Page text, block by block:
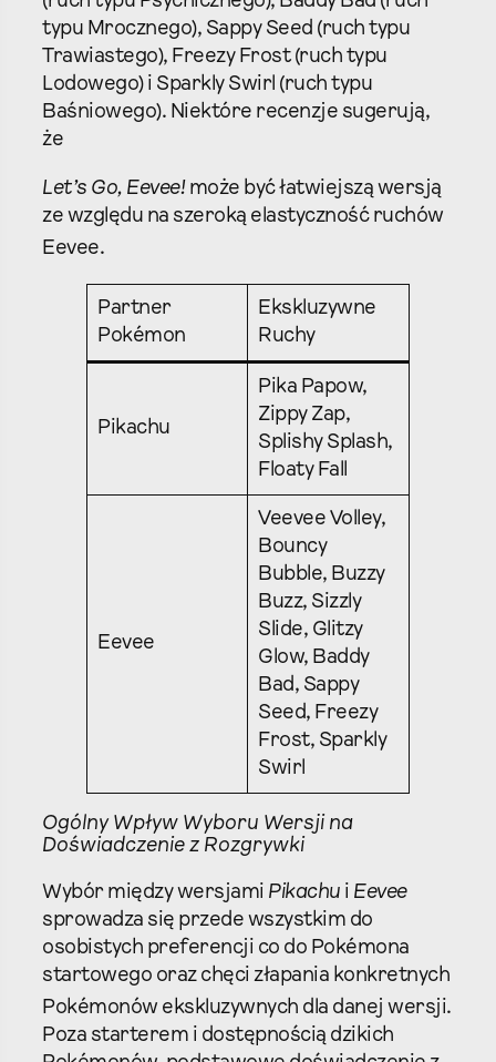
typu Mrocznego), Sappy Seed (ruch typu
Trawiastego), Freezy Frost (ruch typu
Lodowego) i Sparkly Swirl (ruch typu
Baśniowego). Niektóre recenzje sugerują,
że
Let’s Go, Eevee! może być łatwiejszą wersją
ze względu na szeroką elastyczność ruchów
Eevee.
Partner
Pokémon
Ekskluzywne
Ruchy
Pikachu
Pika Papow,
Zippy Zap,
Splishy Splash,
Floaty Fall
Eevee
Veevee Volley,
Bouncy
Bubble, Buzzy
Buzz, Sizzly
Slide, Glitzy
Glow, Baddy
Bad, Sappy
Seed, Freezy
Frost, Sparkly
Swirl
Ogólny Wpływ Wyboru Wersji na
Doświadczenie z Rozgrywki
Wybór między wersjami Pikachu i Eevee
sprowadza się przede wszystkim do
osobistych preferencji co do Pokémona
startowego oraz chęci złapania konkretnych
Pokémonów ekskluzywnych dla danej wersji.
Poza starterem i dostępnością dzikich